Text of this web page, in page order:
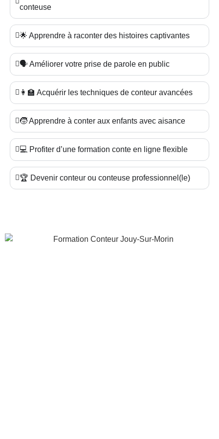
conteuse
🌟 Apprendre à raconter des histoires captivantes
🗣️ Améliorer votre prise de parole en public
👩‍🏫 Acquérir les techniques de conteur avancées
🧒 Apprendre à conter aux enfants avec aisance
💻 Profiter d’une formation conte en ligne flexible
🏆 Devenir conteur ou conteuse professionnel(le)